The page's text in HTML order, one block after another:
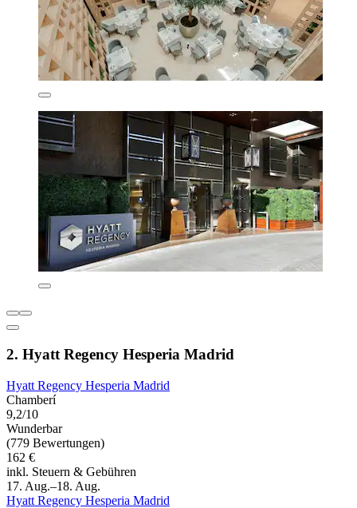
2. Hyatt Regency Hesperia Madrid
Hyatt Regency Hesperia Madrid
Chamberí
9,2/10
Wunderbar
(779 Bewertungen)
162 €
inkl. Steuern & Gebühren
17. Aug.–18. Aug.
Hyatt Regency Hesperia Madrid